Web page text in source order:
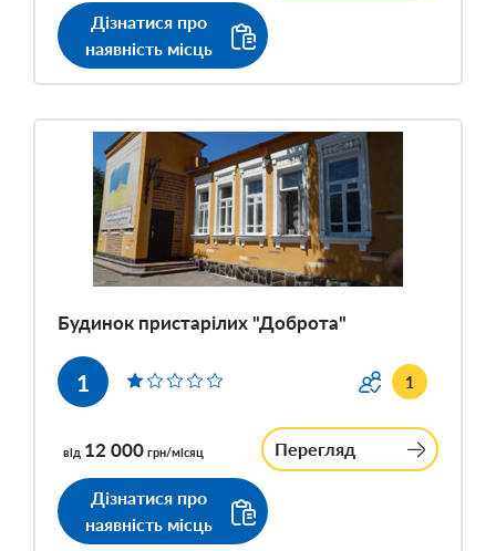
Дізнатися про
наявність місць
Будинок пристарілих "Доброта"
1 1
від 12 000 грн/місяц Перегляд
Дізнатися про
наявність місць